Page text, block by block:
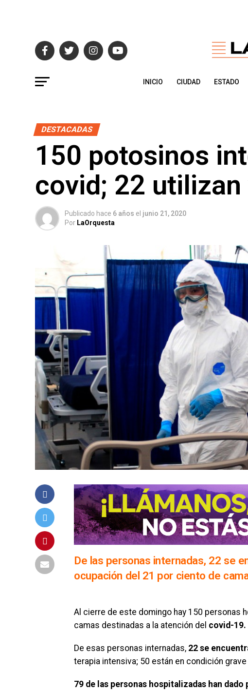
INICIO CIUDAD ESTADO
DESTACADAS
150 potosinos
covid; 22
Publicado hace 6 años el junio 21, 2020
Por LaOrquesta
De las personas internadas, 22 se
ocupación del 21 por ciento de
Al cierre de este domingo hay 150 personas
camas destinadas a la atención del covid-19.
De esas personas internadas, 22 se
terapia intensiva; 50 están en condición
79 de las personas hospitalizadas han